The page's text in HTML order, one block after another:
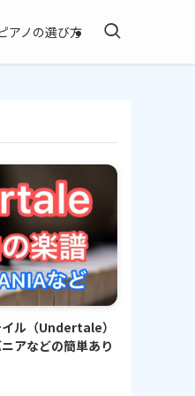
アノの選び方
イル（Undertale）
アなどの簡単あり